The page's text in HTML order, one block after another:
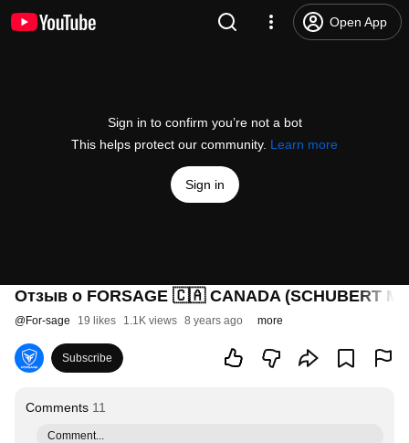
Open App
Sign in to confirm you’re not a bot
This helps protect our community. Learn more
Sign in
Отзыв о FORSAGE 🇨🇦 CANADA (SCHUBERT
@For-sage 19 likes 1.1K views 8 years ago more
Subscribe
Comments 11
Comment...